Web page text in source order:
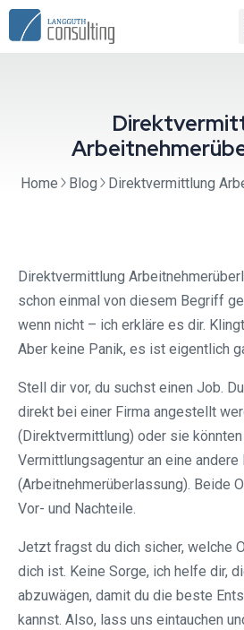
Home Blog Direktvermittlung
Direktvermittlung
schon einmal von diesem Begriff
wenn nicht – ich erkläre es dir.
Aber keine Panik, es ist eigentlich
Stell dir vor, du suchst einen Job.
direkt bei einer Firma angestellt
(Direktvermittlung) oder sie
Vermittlungsagentur an eine andere
(Arbeitnehmerüberlassung). Beide
Vor- und Nachteile.
Jetzt fragst du dich sicher, welche
dich ist. Keine Sorge, ich helfe dir,
abzuwägen, damit du die beste
kannst. Also, lass uns eintauchen